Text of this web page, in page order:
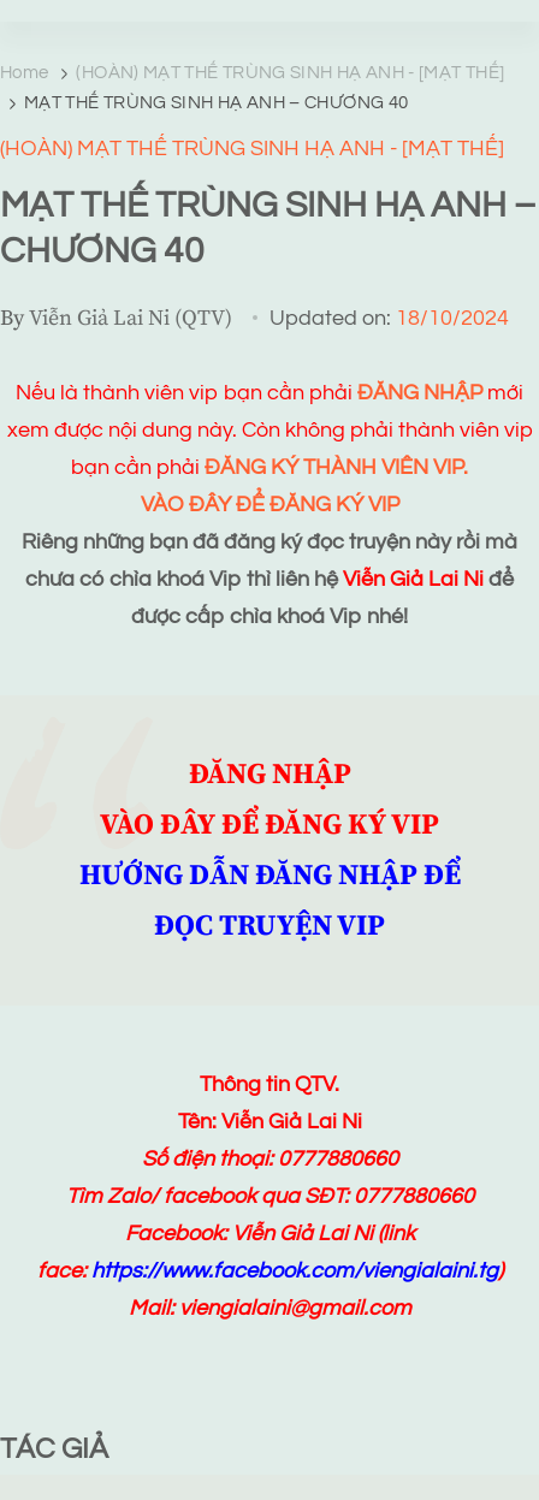
Home
(HOÀN) MẠT THẾ TRÙNG SINH HẠ ANH - [MẠT THẾ]
MẠT THẾ TRÙNG SINH HẠ ANH – CHƯƠNG 40
(HOÀN) MẠT THẾ TRÙNG SINH HẠ ANH - [MẠT THẾ]
MẠT THẾ TRÙNG SINH HẠ ANH –
CHƯƠNG 40
ByViễn Giả Lai Ni (QTV) Updated on: 18/10/2024
Nếu là thành viên vip bạn cần phải ĐĂNG NHẬPmới
xem được nội dung này. Còn không phải thành viên vip
bạn cần phải ĐĂNG KÝ THÀNH VIÊN VIP.
VÀO ĐÂY ĐỂ ĐĂNG KÝ VIP
Riêng những bạn đã đăng ký đọc truyện này rồi mà
chưa có chìa khoá Vip thì liên hệViễn Giả Lai Ni để
được cấp chìa khoá Vip nhé!
ĐĂNG NHẬP
VÀO ĐÂY ĐỂ ĐĂNG KÝ VIP
HƯỚNG DẪN ĐĂNG NHẬP ĐỂ
ĐỌC TRUYỆN VIP
Thông tin QTV.
Tên: Viễn Giả Lai Ni
Số điện thoại: 0777880660
Tìm Zalo/ facebook qua SĐT: 0777880660
Facebook: Viễn Giả Lai Ni(link
face:https://www.facebook.com/viengialaini.tg)
Mail: viengialaini@gmail.com
TÁC GIẢ